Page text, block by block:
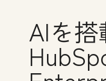
AIを搭